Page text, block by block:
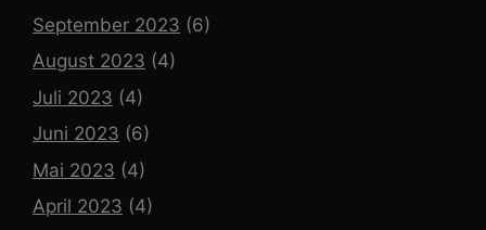
September 2023 (6)
August 2023 (4)
Juli 2023 (4)
Juni 2023 (6)
Mai 2023 (4)
April 2023 (4)